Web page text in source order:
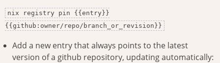
nix registry pin {{entry}}
{{github:owner/repo/branch_or_revision}}
Add a new entry that always points to the latest
version of a github repository, updating automatically: